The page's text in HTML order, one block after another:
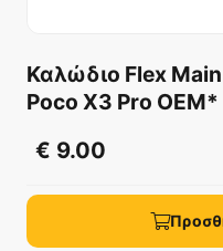
Καλώδιο Flex
Poco X3 Pro OEM*
€ 9.00